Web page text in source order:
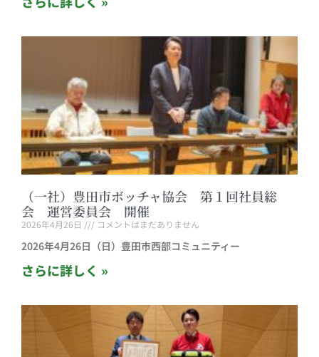
（一社）豊田市ボッチャ協会 第１回社員総
会 運営委員会 開催
2026年4月26日 コメントはまだありません
2026年4月26日（日）豊田市西部コミュニティー
さらに詳しく »